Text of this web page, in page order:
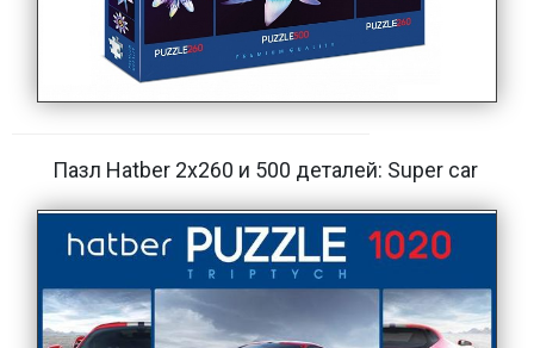
Пазл Hatber 2х260 и 500 деталей: Super car